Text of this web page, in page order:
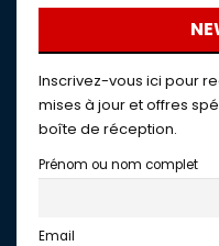
Inscrivez-vous ici pour
mises à jour et offres
boîte de réception.
Prénom ou nom complet
Email